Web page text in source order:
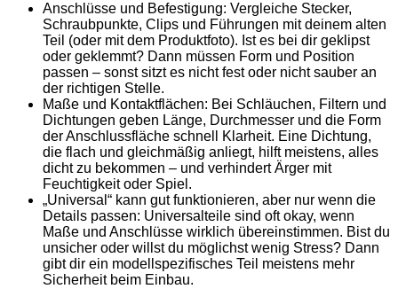
Anschlüsse und Befestigung: Vergleiche Stecker,
Schraubpunkte, Clips und Führungen mit deinem alten
Teil (oder mit dem Produktfoto). Ist es bei dir geklipst
oder geklemmt? Dann müssen Form und Position
passen – sonst sitzt es nicht fest oder nicht sauber an
der richtigen Stelle.
Maße und Kontaktflächen: Bei Schläuchen, Filtern und
Dichtungen geben Länge, Durchmesser und die Form
der Anschlussfläche schnell Klarheit. Eine Dichtung,
die flach und gleichmäßig anliegt, hilft meistens, alles
dicht zu bekommen – und verhindert Ärger mit
Feuchtigkeit oder Spiel.
„Universal“ kann gut funktionieren, aber nur wenn die
Details passen: Universalteile sind oft okay, wenn
Maße und Anschlüsse wirklich übereinstimmen. Bist du
unsicher oder willst du möglichst wenig Stress? Dann
gibt dir ein modell­spezifisches Teil meistens mehr
Sicherheit beim Einbau.